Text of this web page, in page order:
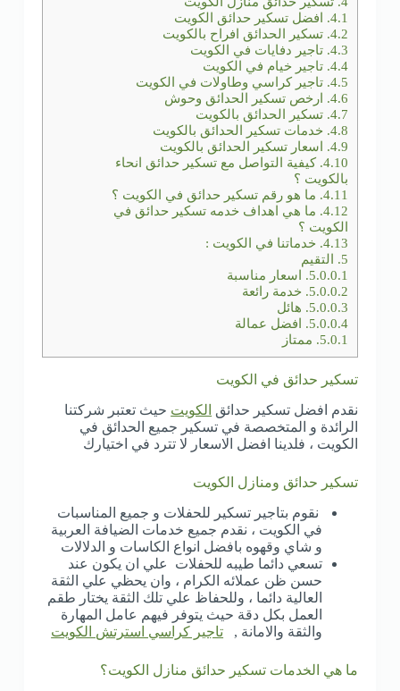
4.1. افضل تسكير حدائق الكويت
4.2. تسكير الحدائق افراح بالكويت
4.3. تاجير دفايات في الكويت
4.4. تاجير خيام في الكويت
4.5. تاجير كراسي وطاولات في الكويت
4.6. ارخص تسكير الحدائق وحوش
4.7. تسكير الحدائق بالكويت
4.8. خدمات تسكير الحدائق بالكويت
4.9. اسعار تسكير الحدائق بالكويت
4.10. كيفية التواصل مع تسكير حدائق انحاء
بالكويت ؟
4.11. ما هو رقم تسكير حدائق في الكويت ؟
4.12. ما هي اهداف خدمه تسكير حدائق في
الكويت ؟
4.13. خدماتنا في الكويت :
5. التقيم
5.0.0.1. اسعار مناسبة
5.0.0.2. خدمة رائعة
5.0.0.3. هائل
5.0.0.4. افضل عمالة
5.0.1. ممتاز
تسكير حدائق في الكويت
نقدم افضل تسكير حدائق الكويت حيث تعتبر شركتنا
الرائدة و المتخصصة في تسكير جميع الحدائق في
الكويت ، فلدينا افضل الاسعار لا تترد في اختيارك
تسكير حدائق ومنازل الكويت
نقوم بتاجير تسكير للحفلات و جميع المناسبات
في الكويت ، نقدم جميع خدمات الضيافة العربية
و شاي وقهوه بافضل انواع الكاسات و الدلالات
تسعي دائما طيبه للحفلات علي ان يكون عند
حسن ظن عملائه الكرام ، وان يحظي علي الثقة
العالية دائما ، وللحفاظ علي تلك الثقة يختار طقم
العمل بكل دقة حيث يتوفر فيهم عامل المهارة
والثقة والامانة , تاجير كراسي استرتش الكويت
ما هي الخدمات تسكير حدائق منازل الكويت؟